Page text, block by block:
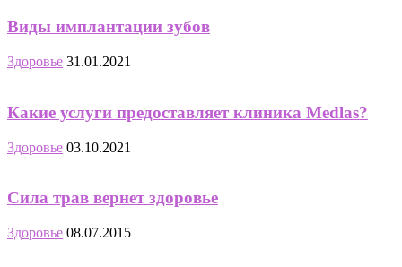
Виды имплантации зубов
Здоровье 31.01.2021
Какие услуги предоставляет клиника Medlas?
Здоровье 03.10.2021
Сила трав вернет здоровье
Здоровье 08.07.2015